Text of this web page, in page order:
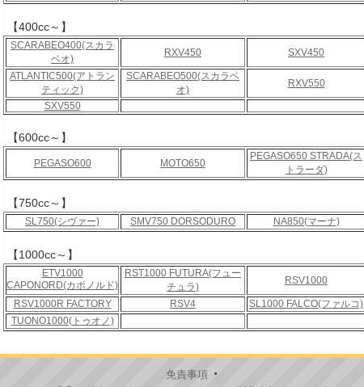
【400cc～】
SCARABEO400(スカラ
ベオ)
RXV450 SXV450
ATLANTIC500(アトラン
ティック)
SCARABEO500(スカラベ
オ)
RXV550
SXV550
【600cc～】
PEGASO600 MOTO650
PEGASO650 STRADA(ス
トラーダ)
【750cc～】
SL750(シヴァー) SMV750 DORSODURO NA850(マーナ)
【1000cc～】
ETV1000
CAPONORD(カポノルド)
RST1000 FUTURA(フュー
チュラ)
RSV1000
RSV1000R FACTORY RSV4
SL1000 FALCO(ファルコ)
TUONO1000(トゥオノ)
免責事項 ・